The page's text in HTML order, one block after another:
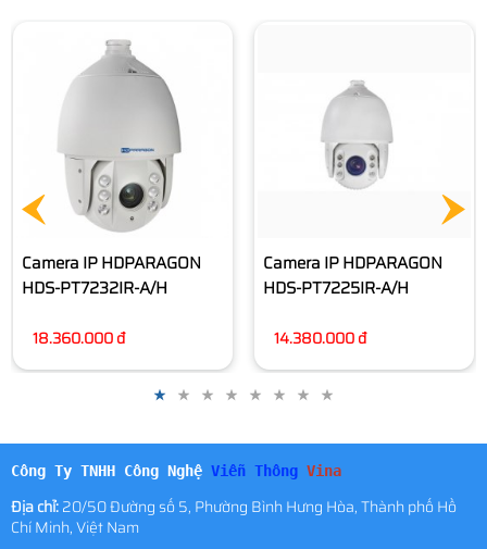
Camera IP HDPARAGON
HDS-PT7225IR-A/H
14.380.000 đ
HDS-PT5225IR-A
11.890.000 đ
Công Ty TNHH Công Nghệ Viễn Thông Vina
Địa chỉ:20/50 Đường số 5, Phường Bình Hưng Hòa, Thành phố Hồ
Chí Minh, Việt Nam